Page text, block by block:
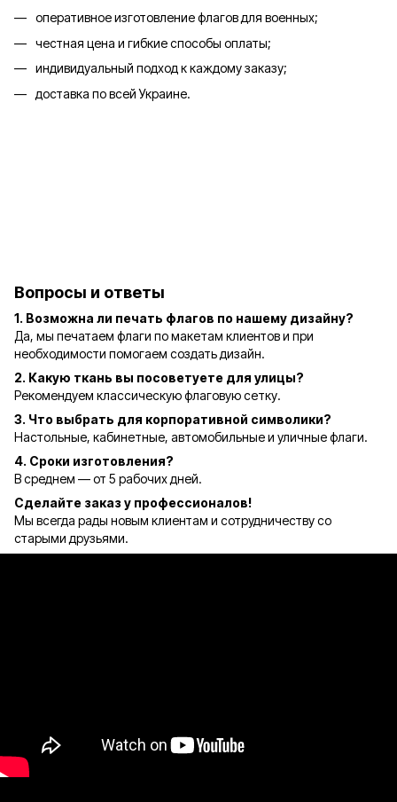
оперативное изготовление флагов для военных;
честная цена и гибкие способы оплаты;
индивидуальный подход к каждому заказу;
доставка по всей Украине.
Вопросы и ответы
1. Возможна ли печать флагов по нашему дизайну?
Да, мы печатаем флаги по макетам клиентов и при
необходимости помогаем создать дизайн.
2. Какую ткань вы посоветуете для улицы?
Рекомендуем классическую флаговую сетку.
3. Что выбрать для корпоративной символики?
Настольные, кабинетные, автомобильные и уличные флаги.
4. Сроки изготовления?
В среднем — от 5 рабочих дней.
Сделайте заказ у профессионалов!
Мы всегда рады новым клиентам и сотрудничеству со
старыми друзьями.